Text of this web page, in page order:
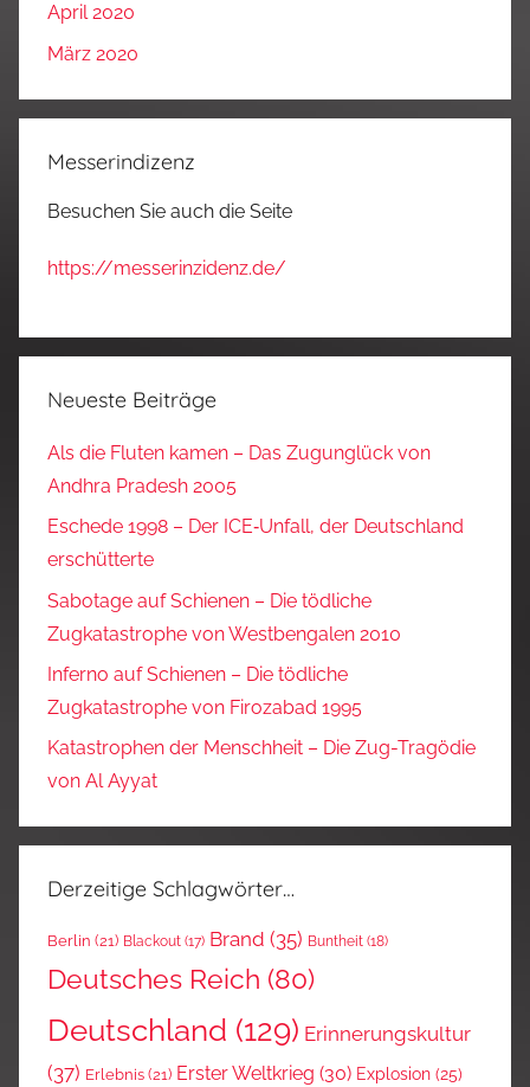
April 2020
März 2020
Messerindizenz
Besuchen Sie auch die Seite
https://messerinzidenz.de/
Neueste Beiträge
Als die Fluten kamen – Das Zugunglück von
Andhra Pradesh 2005
Eschede 1998 – Der ICE‑Unfall, der Deutschland
erschütterte
Sabotage auf Schienen – Die tödliche
Zugkatastrophe von Westbengalen 2010
Inferno auf Schienen – Die tödliche
Zugkatastrophe von Firozabad 1995
Katastrophen der Menschheit – Die Zug-Tragödie
von Al Ayyat
Derzeitige Schlagwörter…
Berlin (21) Blackout (17) Brand (35) Buntheit (18)
Deutsches Reich (80)
Deutschland (129) Erinnerungskultur
(37) Erlebnis (21) Erster Weltkrieg (30) Explosion (25)